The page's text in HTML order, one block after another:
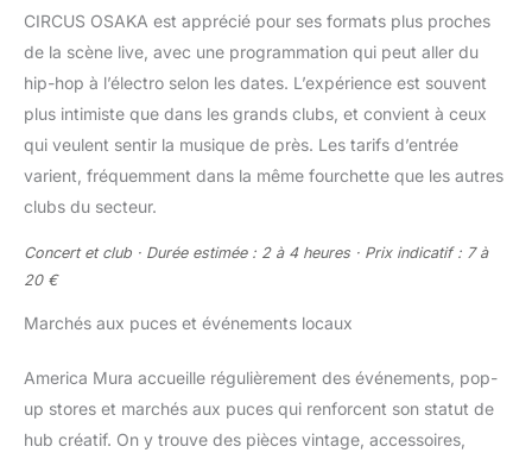
CIRCUS OSAKA est apprécié pour ses formats plus proches
de la scène live, avec une programmation qui peut aller du
hip-hop à l’électro selon les dates. L’expérience est souvent
plus intimiste que dans les grands clubs, et convient à ceux
qui veulent sentir la musique de près. Les tarifs d’entrée
varient, fréquemment dans la même fourchette que les autres
clubs du secteur.
Concert et club · Durée estimée : 2 à 4 heures · Prix indicatif : 7 à
20 €
Marchés aux puces et événements locaux
America Mura accueille régulièrement des événements, pop-
up stores et marchés aux puces qui renforcent son statut de
hub créatif. On y trouve des pièces vintage, accessoires,